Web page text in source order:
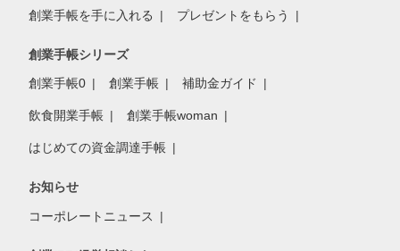
創業手帳を手に入れる プレゼントをもらう
創業手帳シリーズ
創業手帳0 創業手帳 補助金ガイド
飲食開業手帳 創業手帳woman
はじめての資金調達手帳
お知らせ
コーポレートニュース